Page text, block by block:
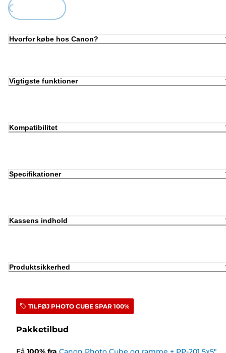
Hvorfor købe hos Canon?
Vigtigste funktioner
Kompatibilitet
Specifikationer
Kassens indhold
Produktsikkerhed
TILFØJ PHOTO CUBE SPAR 100%
Pakketilbud